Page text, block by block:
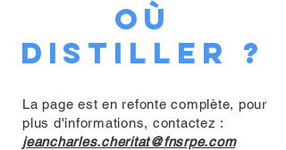
Où
distiller ?
La page est en refonte complète, pour
plus d'informations, contactez :
jeancharles.cheritat@fnsrpe.com